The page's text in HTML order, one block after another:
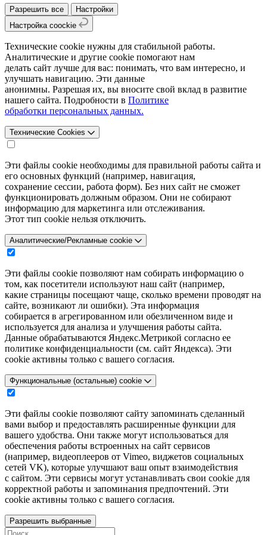
Разрешить все
Настройки
Настройка coockie
Технические cookie нужны для стабильной работы.
Аналитические и другие cookie помогают нам
делать сайт лучше для вас: понимать, что вам интересно, и
улучшать навигацию. Эти данные
анонимны. Разрешая их, вы вносите свой вклад в развитие
нашего сайта. Подробности в Политике
обработки персональных данных.
Технические Cookies
Эти файлы cookie необходимы для правильной работы сайта и
его основных функций (например, навигация,
сохранение сессии, работа форм). Без них сайт не сможет
функционировать должным образом. Они не собирают
информацию для маркетинга или отслеживания.
Этот тип cookie нельзя отключить.
Аналитические/Рекламные cookie
Эти файлы cookie позволяют нам собирать информацию о
том, как посетители используют наш сайт (например,
какие страницы посещают чаще, сколько времени проводят на
сайте, возникают ли ошибки). Эта информация
собирается в агрегированном или обезличенном виде и
используется для анализа и улучшения работы сайта.
Данные обрабатываются Яндекс.Метрикой согласно ее
политике конфиденциальности (см. сайт Яндекса). Эти
cookie активны только с вашего согласия.
Функциональные (остальные) cookie
Эти файлы cookie позволяют сайту запоминать сделанный
вами выбор и предоставлять расширенные функции для
вашего удобства. Они также могут использоваться для
обеспечения работы встроенных на сайт сервисов
(например, видеоплееров от Vimeo, виджетов социальных
сетей VK), которые улучшают ваш опыт взаимодействия
с сайтом. Эти сервисы могут устанавливать свои cookie для
корректной работы и запоминания предпочтений. Эти
cookie активны только с вашего согласия.
Разрешить выбранные